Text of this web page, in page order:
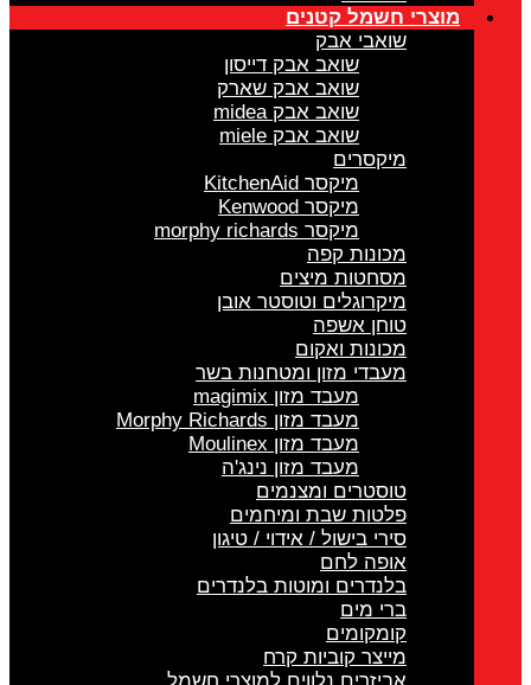
מוצרי חשמל קטנים
שואבי אבק
שואב אבק דייסון
שואב אבק שארק
שואב אבק midea
שואב אבק miele
מיקסרים
מיקסר KitchenAid
מיקסר Kenwood
מיקסר morphy richards
מכונות קפה
מסחטות מיצים
מיקרוגלים וטוסטר אובן
טוחן אשפה
מכונות ואקום
מעבדי מזון ומטחנות בשר
מעבד מזון magimix
מעבד מזון Morphy Richards
מעבד מזון Moulinex
מעבד מזון נינג'ה
טוסטרים ומצנמים
פלטות שבת ומיחמים
סירי בישול / אידוי / טיגון
אופה לחם
בלנדרים ומוטות בלנדרים
ברי מים
קומקומים
מייצר קוביות קרח